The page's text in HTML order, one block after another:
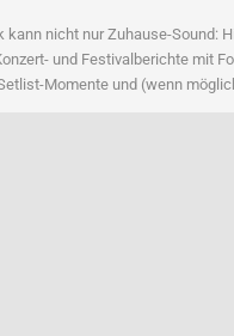
kann nicht nur Zuhau­se-Sound:
und Fes­ti­val­be­rich­te mit
Momen­te und (wenn